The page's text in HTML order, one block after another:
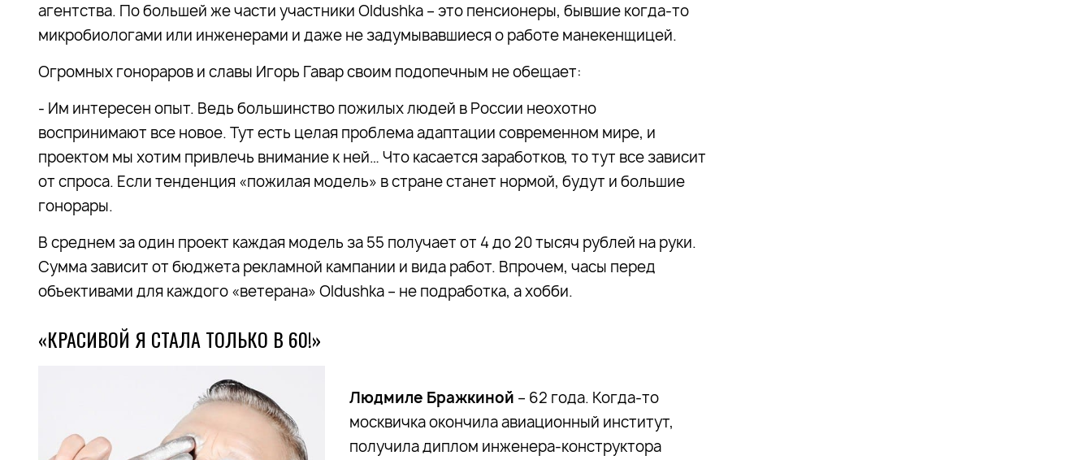
агентства. По большей же части участники Oldushka – это пенсионеры, бывшие когда-то
микробиологами или инженерами и даже не задумывавшиеся о работе манекенщицей.
Огромных гонораров и славы Игорь Гавар своим подопечным не обещает:
- Им интересен опыт. Ведь большинство пожилых людей в России неохотно
воспринимают все новое. Тут есть целая проблема адаптации современном мире, и
проектом мы хотим привлечь внимание к ней… Что касается заработков, то тут все зависит
от спроса. Если тенденция «пожилая модель» в стране станет нормой, будут и большие
гонорары.
В среднем за один проект каждая модель за 55 получает от 4 до 20 тысяч рублей на руки.
Сумма зависит от бюджета рекламной кампании и вида работ. Впрочем, часы перед
объективами для каждого «ветерана» Oldushka – не подработка, а хобби.
«КРАСИВОЙ Я СТАЛА ТОЛЬКО В 60!»
Людмиле Бражкиной – 62 года. Когда-то
москвичка окончила авиационный институт,
получила диплом инженера-конструктора